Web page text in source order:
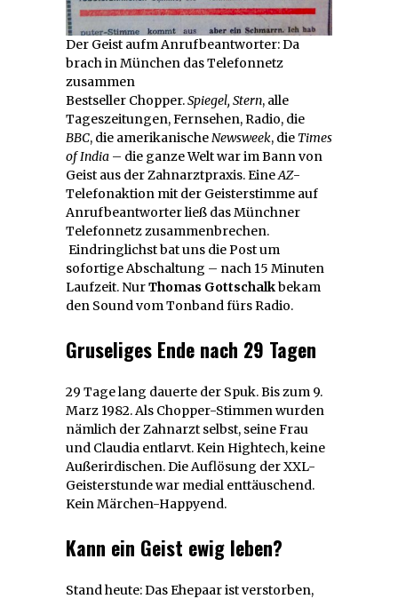
Der Geist aufm Anrufbeantworter: Da
brach in München das Telefonnetz
zusammen
Bestseller Chopper.Spiegel, Stern, alle
Tageszeitungen, Fernsehen, Radio, die
BBC, die amerikanischeNewsweek, die Times
of India – die ganze Welt war im Bann von
Geist aus der Zahnarztpraxis. EineAZ-
Telefonaktion mit der Geisterstimme auf
Anrufbeantworter ließ das Münchner
Telefonnetz zusammenbrechen.
Eindringlichst bat uns die Post um
sofortige Abschaltung – nach 15 Minuten
Laufzeit. NurThomas Gottschalkbekam
den Sound vom Tonband fürs Radio.
Gruseliges Ende nach 29 Tagen
29 Tage lang dauerte der Spuk. Bis zum 9.
Marz 1982. Als Chopper-Stimmen wurden
nämlich der Zahnarzt selbst, seine Frau
und Claudia entlarvt. Kein Hightech, keine
Außerirdischen. Die Auflösung der XXL-
Geisterstunde war medial enttäuschend.
Kein Märchen-Happyend.
Kann ein Geist ewig leben?
Stand heute: Das Ehepaar ist verstorben,